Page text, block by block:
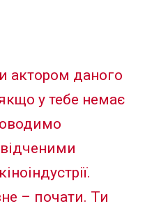
актором даного
у тебе немає
– почати. Ти